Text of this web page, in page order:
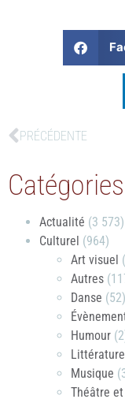
PRÉCÉDENTE
Catégories
Actualité (3 573)
Culturel (964)
Art visuel
Autres
Danse (52)
Humour
Littérature
Musique
Théâtre